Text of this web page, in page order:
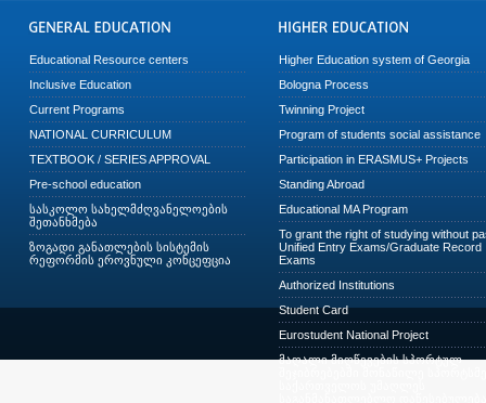
Educational Resource centers
Inclusive Education
Current Programs
NATIONAL CURRICULUM
TEXTBOOK / SERIES APPROVAL
Pre-school education
სასკოლო სახელმძღვანელოების
შეთანხმება
ზოგადი განათლების სისტემის
რეფორმის ეროვნული კონცეფცია
Higher Education system of Georgia
Bologna Process
Twinning Project
Program of students social assistance
Participation in ERASMUS+ Projects
Standing Abroad
Educational MA Program
To grant the right of studying without
Unified Entry Exams/Graduate Record
Exams
Authorized Institutions
Student Card
Eurostudent National Project
მაღალი მიღწევების სპორტულ